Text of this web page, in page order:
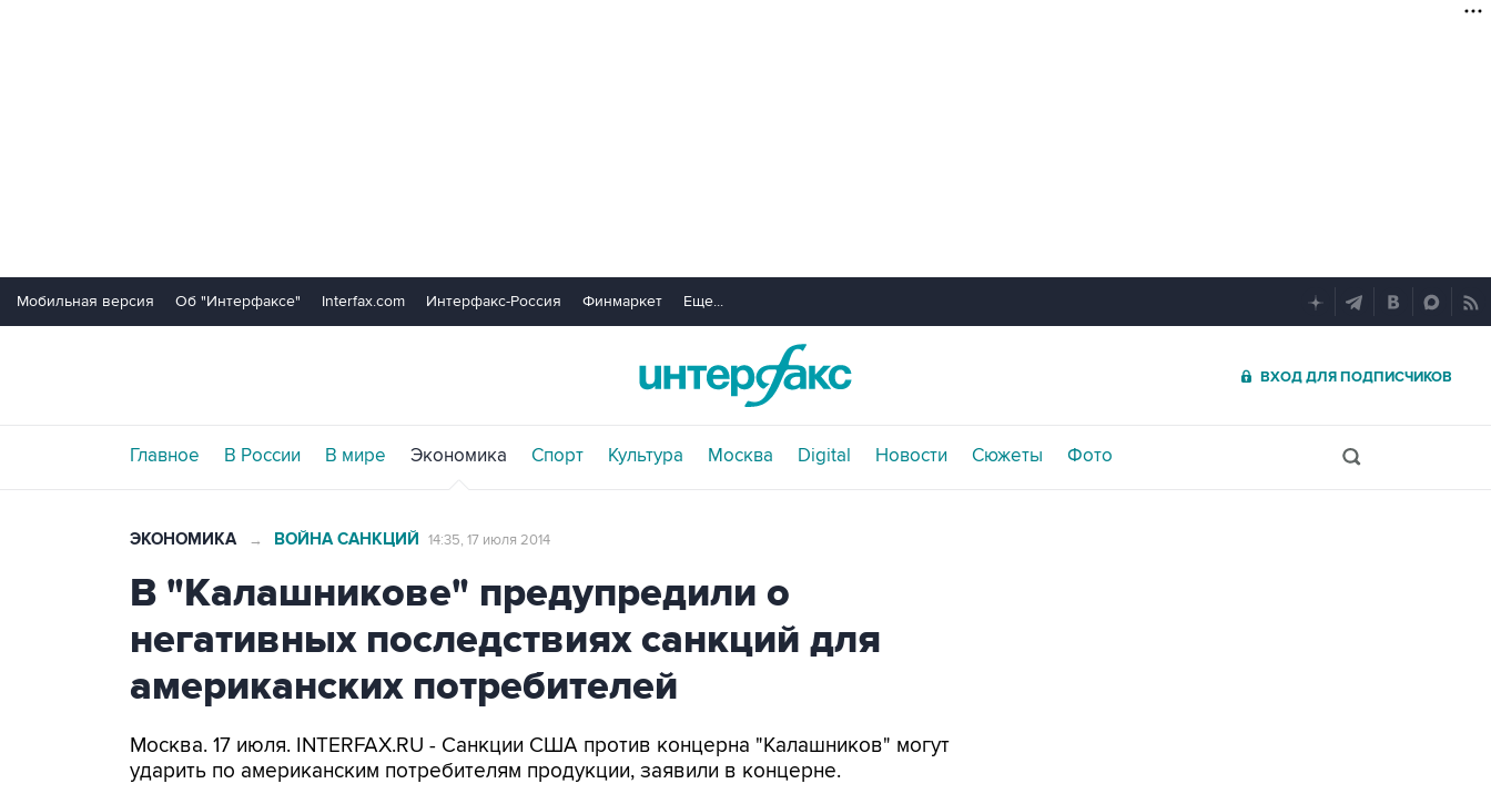
Мобильная версия Об "Интерфаксе" Interfax.com Интерфакс-Россия Финмаркет Еще...
ВХОД ДЛЯ ПОДПИСЧИКОВ
Главное В России В мире Экономика Спорт Культура Москва Digital Новости Сюжеты Фото
ЭКОНОМИКА → ВОЙНА САНКЦИЙ 14:35, 17 июля 2014
В "Калашникове" предупредили о
негативных последствиях санкций для
американских потребителей
Москва. 17 июля. INTERFAX.RU - Санкции США против концерна "Калашников" могут
ударить по американским потребителям продукции, заявили в концерне.